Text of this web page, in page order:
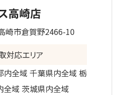
高崎店
崎市倉賀野2466-10
対応エリア
内全域 千葉県内全域 栃
全域 茨城県内全域